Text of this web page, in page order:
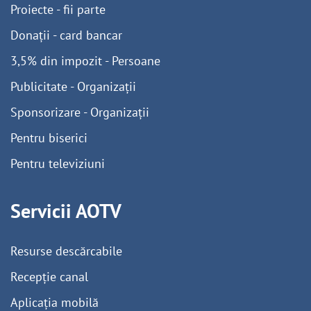
Proiecte - fii parte
Donații - card bancar
3,5% din impozit - Persoane
Publicitate - Organizații
Sponsorizare - Organizații
Pentru biserici
Pentru televiziuni
Servicii AOTV
Resurse descărcabile
Recepție canal
Aplicația mobilă